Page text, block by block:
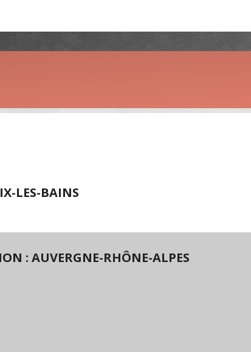
LES-BAINS
: AUVERGNE-RHÔNE-ALPES